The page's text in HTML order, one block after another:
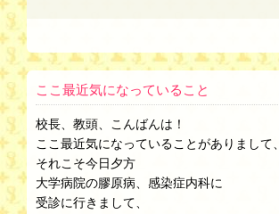
ここ最近気になっていること
校長、教頭、こんばんは！
ここ最近気になっていることがありまして、
それこそ今日夕方
大学病院の膠原病、感染症内科に
受診に行きまして、